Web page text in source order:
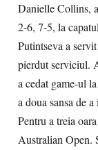
Danielle Collins,
2-6, 7-5, la
Putintseva a
pierdut serviciul.
a cedat game-ul
a doua sansa de
Pentru a treia
Australian Open.